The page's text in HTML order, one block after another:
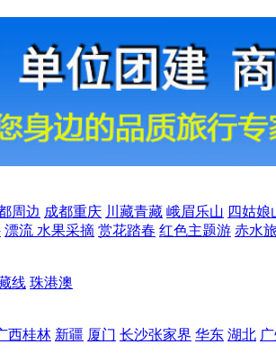
周边 成都重庆 川藏青藏 峨眉乐山 四姑娘
漂流 水果采摘 赏花踏春 红色主题游 赤水
线 珠港澳
西桂林 新疆 厦门 长沙张家界 华东 湖北